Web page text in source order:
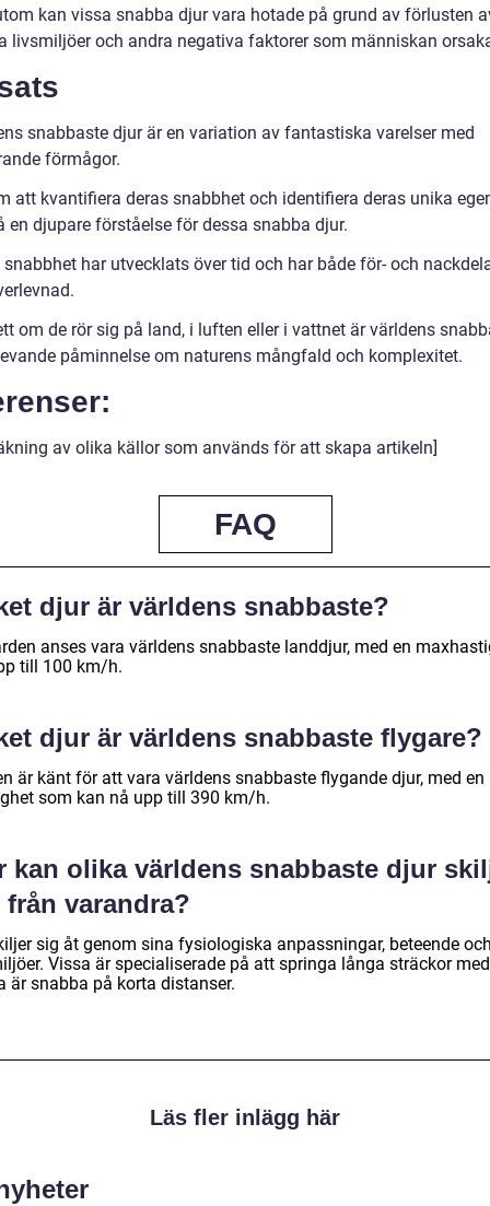
kan vissa snabba djur vara hotade på grund av förlusten
livsmiljöer och andra negativa faktorer som människan
snabbaste djur är en variation av fantastiska varelser med
förmågor.
att kvantifiera deras snabbhet och identifiera deras unika
en djupare förståelse för dessa snabba djur.
har utvecklats över tid och har både för- och
om de rör sig på land, i luften eller i vattnet är världens
påminnelse om naturens mångfald och komplexitet.
av olika källor som används för att skapa artikeln]
FAQ
djur är världens snabbaste?
anses vara världens snabbaste landdjur, med en
till 100 km/h.
djur är världens snabbaste flygare?
är känt för att vara världens snabbaste flygande djur, med en
som kan nå upp till 390 km/h.
kan olika världens snabbaste djur
varandra?
sig åt genom sina fysiologiska anpassningar, beteende
Vissa är specialiserade på att springa långa sträckor
är snabba på korta distanser.
Läs fler inlägg här